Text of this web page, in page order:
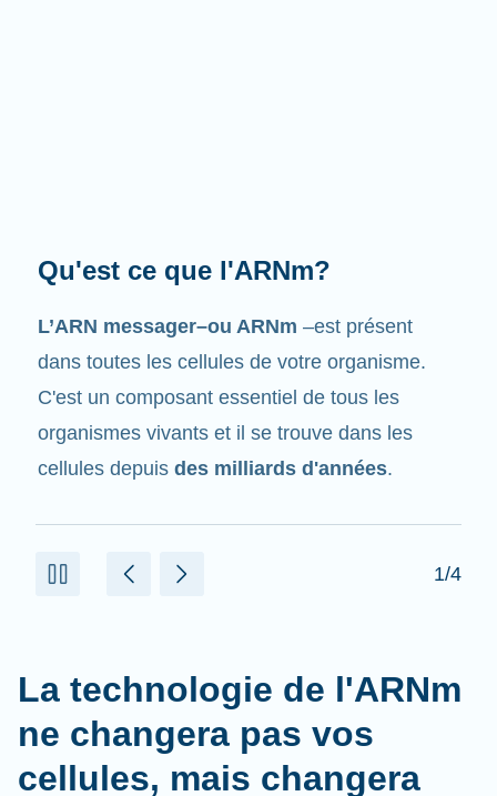
Que fait-il?
Tout comme son nom l'indique, l'ARNm est un
messager. Il interagit avec d'autres
composants dans les cellules qui aident à créer
des protéines.
ne changera pas vos
cellules, mais changera
l'avenir de la médecine.